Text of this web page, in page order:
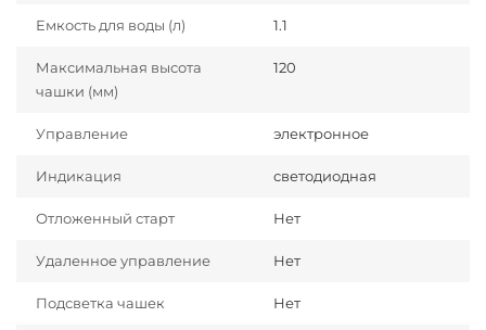
Емкость для воды (л) 1.1
Максимальная высота
чашки (мм)
120
Управление электронное
Индикация светодиодная
Отложенный старт Нет
Удаленное управление Нет
Подсветка чашек Нет